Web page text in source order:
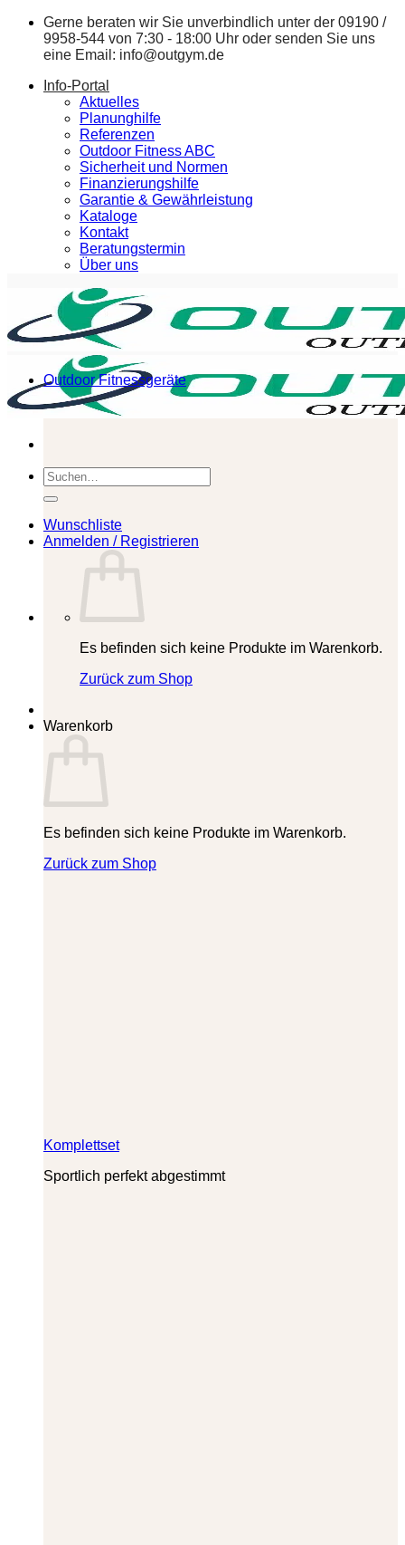
Zum
springen
Gerne beraten wir Sie unverbindlich unter der 09190 /
9958-544 von 7:30 - 18:00 Uhr oder senden Sie uns
eine Email: info@outgym.de
Info-Portal
Aktuelles
Planunghilfe
Referenzen
Outdoor Fitness ABC
Sicherheit und Normen
Finanzierungshilfe
Garantie & Gewährleistung
Kataloge
Kontakt
Beratungstermin
Über uns
Suchen
nach:
Wunschliste
Anmelden / Registrieren
Es befinden sich keine Produkte im Warenkorb.
Zurück zum Shop
Warenkorb
Es befinden sich keine Produkte im Warenkorb.
Zurück zum Shop
Outdoor Fitnessgeräte
Komplettset
Sportlich perfekt abgestimmt